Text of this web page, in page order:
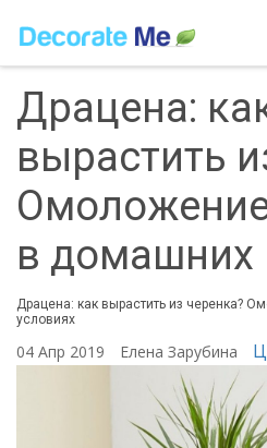
Драцена:
вырастить
в домашних
Драцена: как вырастить из черенка?
условиях
04 Апр 2019 Елена Зарубина